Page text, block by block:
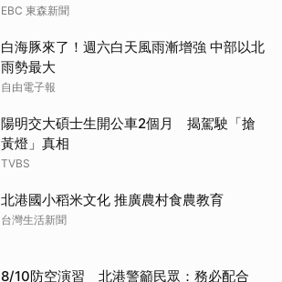
EBC 東森新聞
白海豚來了！週六白天風雨漸增強 中部以北
雨勢最大
自由電子報
陽明交大碩士生開公車2個月 揭駕駛「搶
黃燈」真相
TVBS
北港國小稻米文化 推廣農村食農教育
台灣生活新聞
8/10防空演習 北港警籲民眾：務必配合